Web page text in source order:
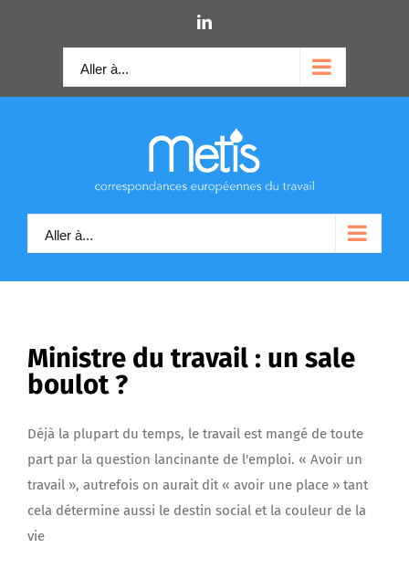
LinkedIn
Aller à...
Aller à...
Ministre du travail : un sale
boulot ?
Déjà la plupart du temps, le travail est mangé de toute
part par la question lancinante de l'emploi. « Avoir un
travail », autrefois on aurait dit « avoir une place » tant
cela détermine aussi le destin social et la couleur de la
vie